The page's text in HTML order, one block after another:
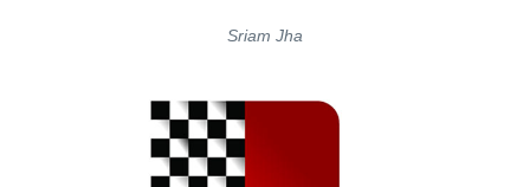
Sriam Jha